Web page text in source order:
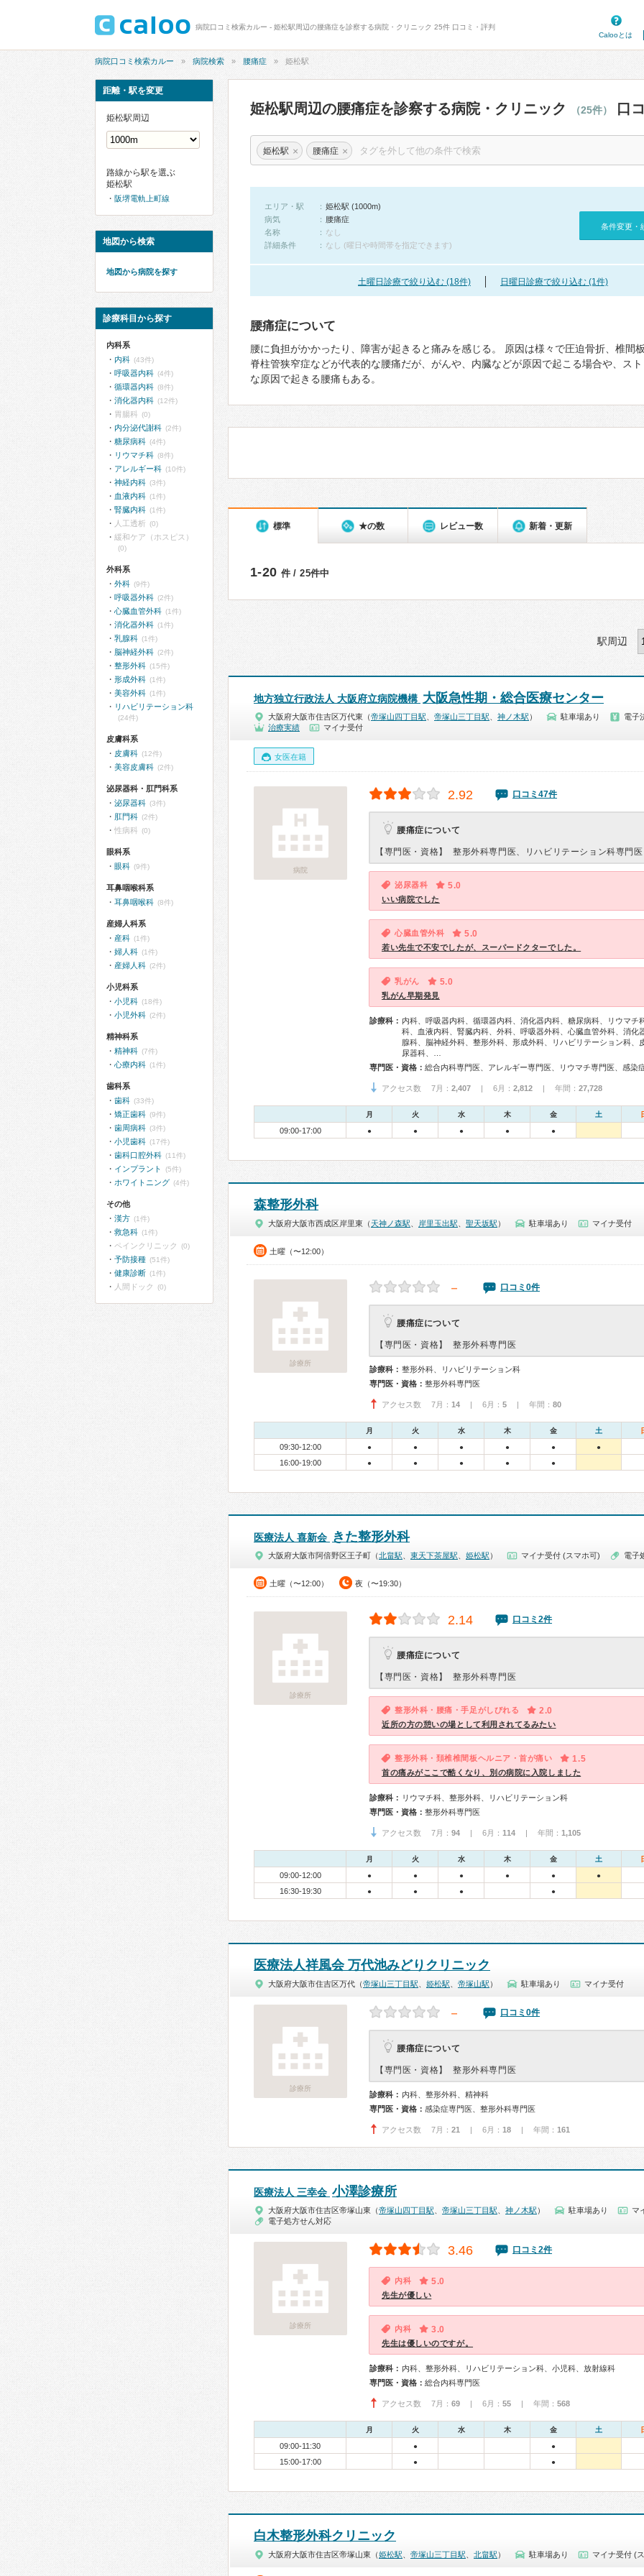
病院口コミ検索カルー - 姫松駅周辺の腰痛症を診察する病院・クリニック 25件 口コミ・評判
Calooとは
病院口コミ検索カルー 病院検索 腰痛症 姫松駅
姫松駅周辺の腰痛症を診察する病院・クリニック （25件） 口
姫松駅 × 腰痛症 ×
エリア・駅
姫松駅 (1000m)
病気
腰痛症
名称
なし
詳細条件
なし (曜日や時間帯を指定できます)
条件変更・
土曜日診療で絞り込む (18件) 日曜日診療で絞り込む (1件)
腰痛症について
腰に負担がかかったり、障害が起きると痛みを感じる。 原因は様々で圧迫骨折、椎間
脊柱管狭窄症などが代表的な腰痛だが、がんや、内臓などが原因で起こる場合や、ス
な原因で起きる腰痛もある。
標準 ★の数 レビュー数 新着・更新
1-20 件 / 25件中
駅周辺
地方独立行政法人 大阪府立病院機構 大阪急性期・総合医療センター
大阪府大阪市住吉区万代東（帝塚山四丁目駅 帝塚山三丁目駅 神ノ木駅 ） 駐車場あり
電子
治療実績
マイナ受付
女医在籍
病院
2.92 口コミ47件
腰痛症について
【専門医・資格】 整形外科専門医、リハビリテーション科専門医
泌尿器科 5.0
いい病院でした
心臓血管外科 5.0
若い先生で不安でしたが、スーパードクターでした。
乳がん 5.0
乳がん早期発見
診療科： 内科、呼吸器内科、循環器内科、消化器内科、糖尿病科、リウマチ
科、血液内科、腎臓内科、外科、呼吸器外科、心臓血管外科、消化
腺科、脳神経外科、整形外科、形成外科、リハビリテーション科、
尿器科、…
専門医・資格：
アクセス数 7月： 2,407 | 6月： 2,812 | 年間： 27,728
月 火 水 木 金 土
09:00-17:00 ● ● ● ● ●
森整形外科
大阪府大阪市西成区岸里東（ 天神ノ森駅 岸里玉出駅 聖天坂駅 ） 駐車場あり マイナ受付
土曜（〜12:00）
診療所
－ 口コミ0件
腰痛症について
【専門医・資格】 整形外科専門医
診療科： 整形外科、リハビリテーション科
専門医・資格： 整形外科専門医
アクセス数 7月： 14 | 6月： 5 | 年間： 80
月 火 水 木 金 土
09:30-12:00 ● ● ● ● ● ●
16:00-19:00 ● ● ● ● ●
医療法人 喜新会 きた整形外科
大阪府大阪市阿倍野区王子町（北畠駅 東天下茶屋駅 姫松駅 ） マイナ受付 (スマホ可) 電子
土曜（〜12:00） 夜（〜19:30）
診療所
2.14 口コミ2件
腰痛症について
【専門医・資格】 整形外科専門医
整形外科・腰痛・手足がしびれる 2.0
近所の方の憩いの場として利用されてるみたい
整形外科・頚椎椎間板ヘルニア・首が痛い 1.5
首の痛みがここで酷くなり、別の病院に入院しました
診療科： リウマチ科、整形外科、リハビリテーション科
専門医・資格： 整形外科専門医
アクセス数 7月： 94 | 6月： 114 | 年間： 1,105
月 火 水 木 金 土
09:00-12:00 ● ● ● ● ● ●
16:30-19:30 ● ● ● ●
医療法人祥風会 万代池みどりクリニック
大阪府大阪市住吉区万代（帝塚山三丁目駅 姫松駅 帝塚山駅 ） 駐車場あり マイナ受付
診療所
－ 口コミ0件
腰痛症について
【専門医・資格】 整形外科専門医
診療科： 内科、整形外科、精神科
専門医・資格： 感染症専門医、整形外科専門医
アクセス数 7月： 21 | 6月： 18 | 年間： 161
医療法人 三幸会 小澤診療所
大阪府大阪市住吉区帝塚山東（帝塚山四丁目駅 帝塚山三丁目駅 神ノ木駅 ） 駐車場あり
マ
電子処方せん対応
診療所
3.46 口コミ2件
内科 5.0
先生が優しい
内科 3.0
先生は優しいのですが。
診療科： 内科、整形外科、リハビリテーション科、小児科、放射線科
専門医・資格： 総合内科専門医
アクセス数 7月： 69 | 6月： 55 | 年間： 568
月 火 水 木 金 土
09:00-11:30 ● ●
15:00-17:00 ● ●
白木整形外科クリニック
大阪府大阪市住吉区帝塚山東（姫松駅 帝塚山三丁目駅 北畠駅 ） 駐車場あり マイナ受付 (
距離・駅を変更
姫松駅周辺
路線から駅を選ぶ
姫松駅
阪堺電軌上町線
地図から検索
地図から病院を探す
診療科目から探す
内科系
内科 (43件)
呼吸器内科 (4件)
循環器内科 (8件)
消化器内科 (12件)
胃腸科 (0)
内分泌代謝科 (2件)
糖尿病科 (4件)
リウマチ科 (8件)
アレルギー科 (10件)
神経内科 (3件)
血液内科 (1件)
腎臓内科 (1件)
人工透析 (0)
緩和ケア（ホスピス）
(0)
外科系
外科 (9件)
呼吸器外科 (2件)
心臓血管外科 (1件)
消化器外科 (1件)
乳腺科 (1件)
脳神経外科 (2件)
整形外科 (15件)
形成外科 (1件)
美容外科 (1件)
リハビリテーション科
(24件)
皮膚科系
皮膚科 (12件)
美容皮膚科 (2件)
泌尿器科・肛門科系
泌尿器科 (3件)
肛門科 (2件)
性病科 (0)
眼科系
眼科 (9件)
耳鼻咽喉科系
耳鼻咽喉科 (8件)
産婦人科系
産科 (1件)
婦人科 (1件)
産婦人科 (2件)
小児科系
小児科 (18件)
小児外科 (2件)
精神科系
精神科 (7件)
心療内科 (1件)
歯科系
歯科 (33件)
矯正歯科 (9件)
歯周病科 (3件)
小児歯科 (17件)
歯科口腔外科 (11件)
インプラント (5件)
ホワイトニング (4件)
その他
漢方 (1件)
救急科 (1件)
ペインクリニック (0)
予防接種 (51件)
健康診断 (1件)
人間ドック (0)